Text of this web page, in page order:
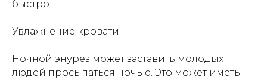
быстро.
Увлажнение кровати
Ночной энурез может заставить молодых
людей просыпаться ночью. Это может иметь